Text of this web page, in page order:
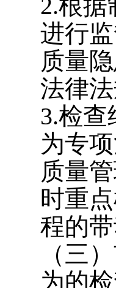
2.根据
进行
质量
法律
3.检查
为专
质量
时重
程的
（三
为的